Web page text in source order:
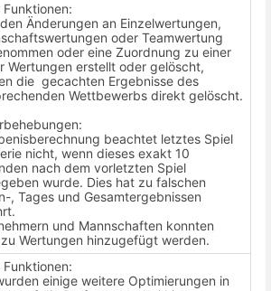
Funktionen:
Änderungen an Einzelwertungen,
oder Teamwertung
oder eine Zuordnung zu einer
Wertungen erstellt oder gelöscht,
die gecachten Ergebnisse des
Wettbewerbs direkt gelöscht.
beachtet letztes Spiel
nicht, wenn dieses exakt 10
nach dem vorletzten Spiel
wurde. Dies hat zu falschen
, Tages und Gesamtergebnissen
und Mannschaften konnten
Wertungen hinzugefügt werden.
Funktionen:
einige weitere Optimierungen in